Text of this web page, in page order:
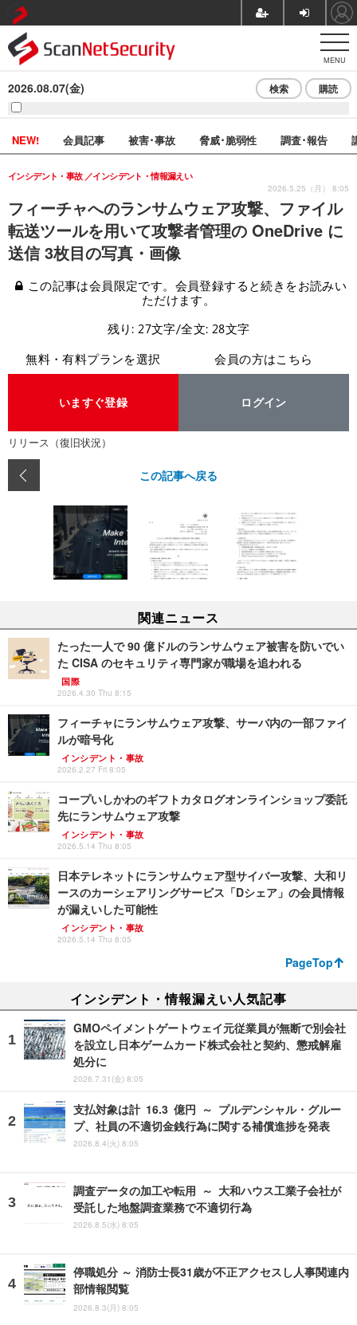
MENU
2026.08.07(金) 検索 購読
NEW! 会員記事 被害･事故 脅威･脆弱性 調査･報告
フィーチャへのランサムウェア攻撃、ファイル
転送ツールを用いて攻撃者管理の OneDrive に
送信 3枚目の写真・画像
インシデント・事故 インシデント・情報漏えい
2026.5.25（月） 8:05
この記事は会員限定です。会員登録すると続きをお読みい
ただけます。
残り: 27文字/全文: 28文字
無料・有料プランを選択
いますぐ登録
会員の方はこちら
ログイン
リリース（復旧状況）
この記事へ戻る
関連ニュース
たった一人で 90 億ドルのランサムウェア被害を防いでい
た CISA のセキュリティ専門家が職場を追われる
国際
2026.4.30 Thu 8:15
フィーチャにランサムウェア攻撃、サーバ内の一部ファイ
ルが暗号化
インシデント・事故
2026.2.27 Fri 8:05
コープいしかわのギフトカタログオンラインショップ委託
先にランサムウェア攻撃
インシデント・事故
2026.5.14 Thu 8:05
日本テレネットにランサムウェア型サイバー攻撃、大和リ
ースのカーシェアリングサービス「Dシェア」の会員情報
が漏えいした可能性
インシデント・事故
2026.5.14 Thu 8:05
PageTop
インシデント・情報漏えい人気記事
GMOペイメントゲートウェイ元従業員が無断で別会社
を設立し日本ゲームカード株式会社と契約、懲戒解雇
処分に
2026.7.31(金) 8:05
支払対象は計 16.3 億円 ～ プルデンシャル・グルー
プ、社員の不適切金銭行為に関する補償進捗を発表
2026.8.4(火) 8:05
調査データの加工や転用 ～ 大和ハウス工業子会社が
受託した地盤調査業務で不適切行為
2026.8.5(水) 8:05
停職処分 ～ 消防士長31歳が不正アクセスし人事関連内
部情報閲覧
2026.8.3(月) 8:05